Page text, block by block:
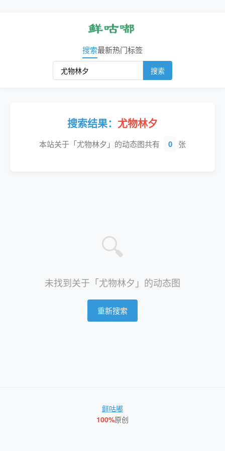
搜索最新热门标签
搜索
搜索结果： 尤物林夕
本站关于「尤物林夕」的动态图共有 0 张
🔍
未找到关于「尤物林夕」的动态图
重新搜索
鲜咕嘟
100%原创